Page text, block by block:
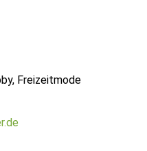
Freizeitmode